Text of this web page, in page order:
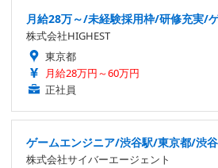
月給28万～/未経験採用枠/研修充実/
株式会社HIGHEST
東京都
月給28万円～60万円
正社員
ゲームエンジニア/渋谷駅/東京都/渋
株式会社サイバーエージェント